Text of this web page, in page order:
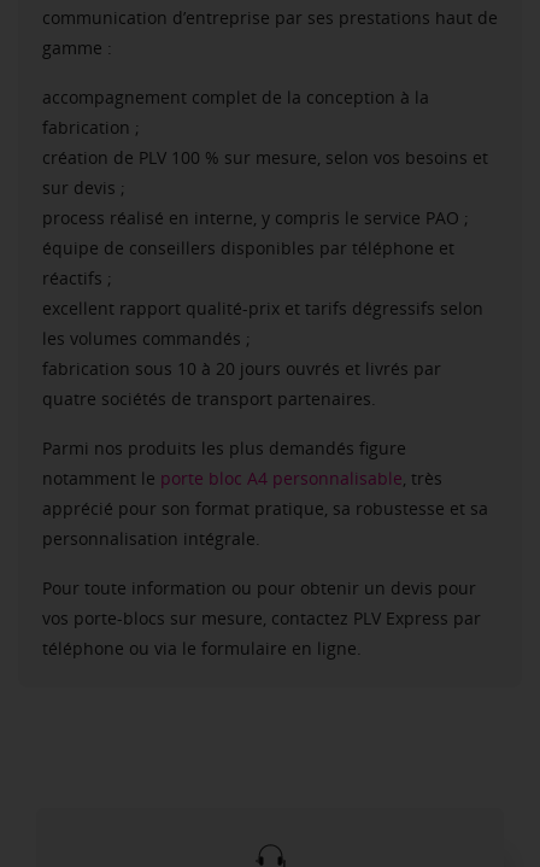
communication d’entreprise par ses prestations haut de
gamme :
accompagnement complet de la conception à la
fabrication ;
création de PLV 100 % sur mesure, selon vos besoins et
sur devis ;
process réalisé en interne, y compris le service PAO ;
équipe de conseillers disponibles par téléphone et
réactifs ;
excellent rapport qualité-prix et tarifs dégressifs selon
les volumes commandés ;
fabrication sous 10 à 20 jours ouvrés et livrés par
quatre sociétés de transport partenaires.
Parmi nos produits les plus demandés figure
notamment le porte bloc A4 personnalisable , très
apprécié pour son format pratique, sa robustesse et sa
personnalisation intégrale.
Pour toute information ou pour obtenir un devis pour
vos porte-blocs sur mesure, contactez PLV Express par
téléphone ou via le formulaire en ligne.